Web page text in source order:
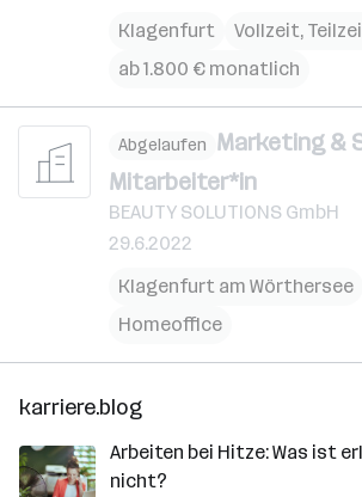
Klagenfurt
Vollzeit,
ab 1.800 € monatlich
Abgelaufen Marketing &
Mitarbeiter*in
BEAUTY SOLUTIONS GmbH
29.6.2022
Klagenfurt am Wörthersee
Homeoffice
karriere.blog
Arbeiten bei Hitze: Was ist
nicht?